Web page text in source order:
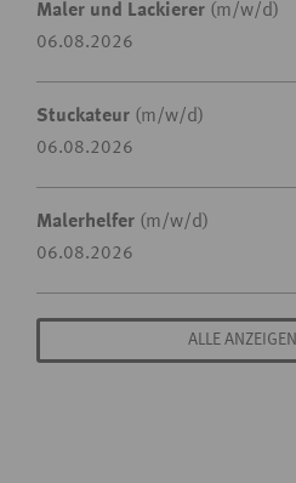
Maler und Lackierer (m/w/d)
06.08.2026
Stuckateur (m/w/d)
06.08.2026
Malerhelfer (m/w/d)
06.08.2026
ALLE ANZEIGEN